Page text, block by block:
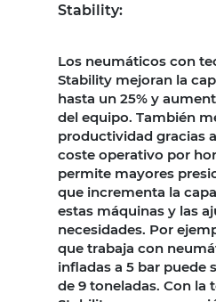
Stability:
Los neumáticos con
Stability mejoran la
hasta un 25% y
del equipo. También
productividad gracias
coste operativo por
permite mayores
que incrementa la
estas máquinas y las
necesidades. Por
que trabaja con
infladas a 5 bar puede
de 9 toneladas. Con la